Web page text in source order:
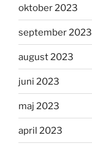
oktober 2023
september 2023
august 2023
juni 2023
maj 2023
april 2023